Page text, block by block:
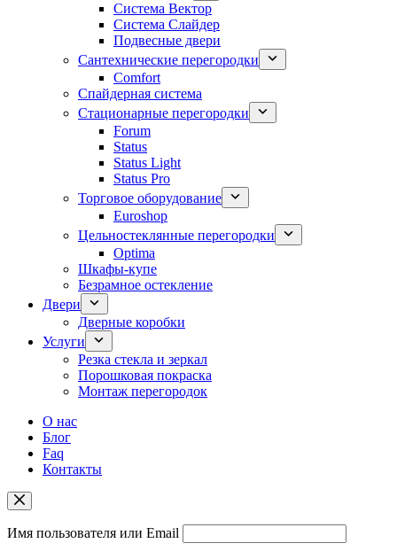
Система Вектор
Система Слайдер
Подвесные двери
Сантехнические перегородки
Comfort
Спайдерная система
Стационарные перегородки
Forum
Status
Status Light
Status Pro
Торговое оборудование
Euroshop
Цельностеклянные перегородки
Optima
Шкафы-купе
Безрамное остекление
Двери
Дверные коробки
Услуги
Резка стекла и зеркал
Порошковая покраска
Монтаж перегородок
О нас
Блог
Faq
Контакты
Имя пользователя или Email